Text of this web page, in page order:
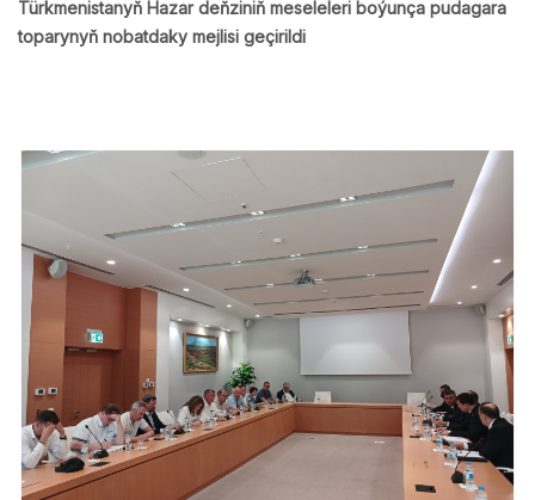
Türkmenistanyň Hazar deňziniň meseleleri boýunça pudagara
toparynyň nobatdaky mejlisi geçirildi